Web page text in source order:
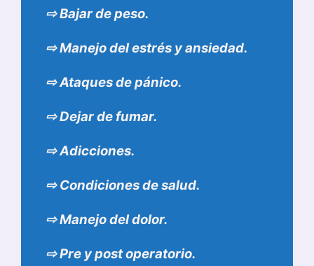
⇨Bajar de peso.
⇨Manejo del estrés y ansiedad.
⇨Ataques de pánico.
⇨Dejar de fumar.
⇨Adicciones.
⇨Condiciones de salud.
⇨Manejo del dolor.
⇨Pre y post operatorio.